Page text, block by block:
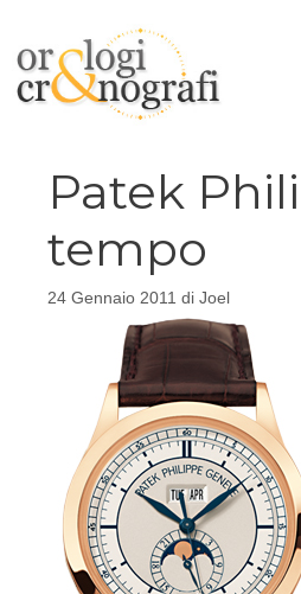
contenuto
Patek
tempo
24 Gennaio 2011 di Joel